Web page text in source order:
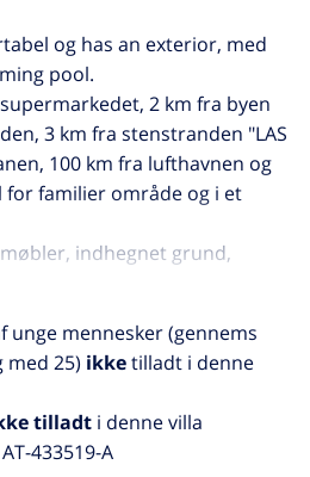
og has an exterior, med
pool.
2 km fra byen
3 km fra stenstranden "LAS
100 km fra lufthavnen og
for familier område og i et
indhegnet grund,
grill, kamin, strygejern,
i stuen, swimming pool
TV, satellit (Sprog:
på gas, med service og
tallerkener/bestik,
brødrister og
mennesker (gennems
25) ikketilladt i denne
tilladt i denne villa
433519-A